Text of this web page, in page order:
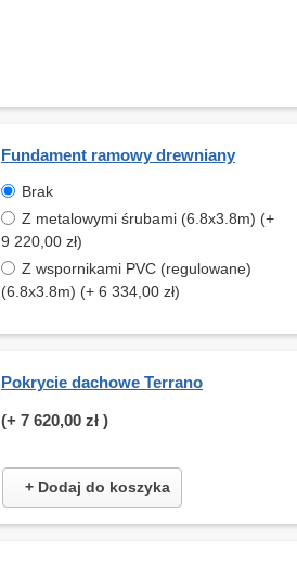
Fundament ramowy drewniany
Brak
Z metalowymi śrubami (6.8x3.8m) (+
9 220,00 zł)
Z wspornikami PVC (regulowane)
(6.8x3.8m) (+ 6 334,00 zł)
Pokrycie dachowe Terrano
(+ 7 620,00 zł )
+ Dodaj do koszyka